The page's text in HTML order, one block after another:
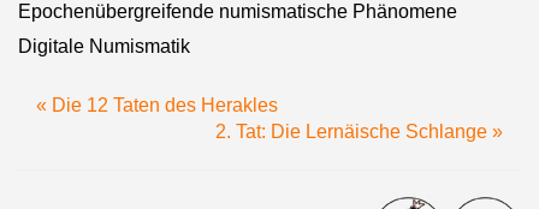
Epochenübergreifende numismatische Phänomene
Digitale Numismatik
« Die 12 Taten des Herakles
2. Tat: Die Lernäische Schlange »